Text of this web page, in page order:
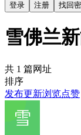
登录 注册 找回
雪佛兰
共 1 篇网址
排序
发布更新浏览点赞